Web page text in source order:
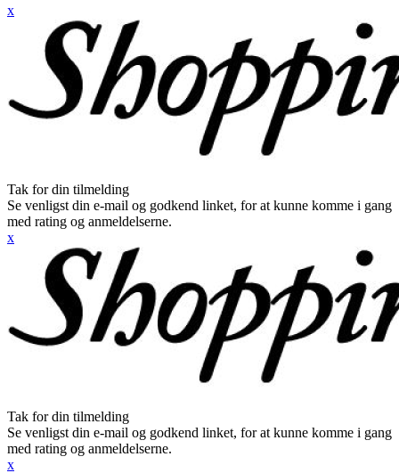
x
Tak for din tilmelding
Se venligst din e-mail og godkend linket, for at kunne komme i gang
med rating og anmeldelserne.
x
Tak for din tilmelding
Se venligst din e-mail og godkend linket, for at kunne komme i gang
med rating og anmeldelserne.
x